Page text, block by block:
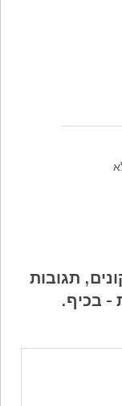
תגובות
- בכיף.